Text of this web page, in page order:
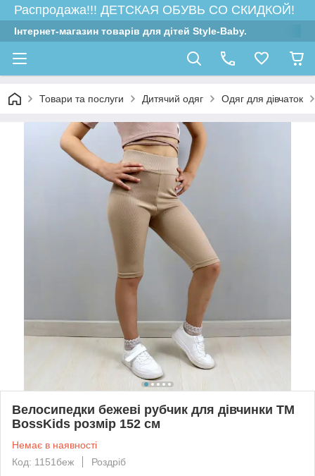
Распродажа!!! ДЕТСКАЯ ОБУВЬ СО СКИДКОЙ!
Інтернет-магазин товарів для дітей Style-Baby.
Товари та послуги Дитячий одяг Одяг для дівчаток
Велосипедки бежеві рубчик для дівчинки ТМ
BossKids розмір 152 см
Немає в наявності
Код: 1151беж
Роздріб